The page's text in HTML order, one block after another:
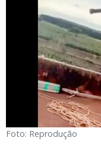
Foto: Reprodução